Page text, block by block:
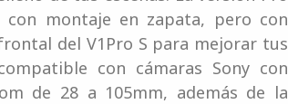
montaje en zapata, pero con
del V1Pro S para mejorar tus
con cámaras Sony con
de 28 a 105mm, además de la